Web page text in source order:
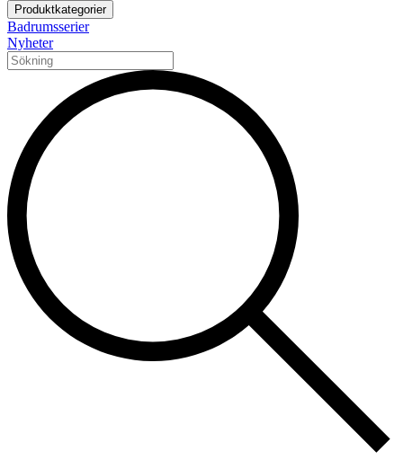
Produktkategorier
Badrumsserier
Nyheter